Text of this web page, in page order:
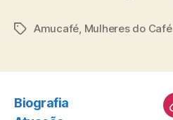
TagsAmucafé Mulheres do Café
Biografia